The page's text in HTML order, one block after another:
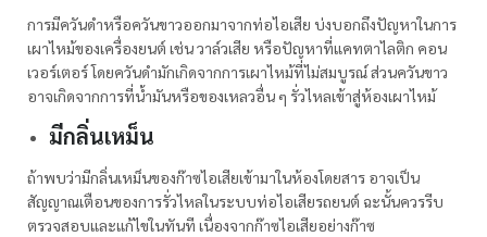
การมีควันดำหรือควันขาวออกมาจากท่อไอเสีย บ่งบอกถึงปัญหาในการ
เผาไหม้ของเครื่องยนต์ เช่น วาล์วเสีย หรือปัญหาที่แคทตาไลติก คอน
เวอร์เตอร์ โดยควันดำมักเกิดจากการเผาไหม้ที่ไม่สมบูรณ์ ส่วนควันขาว
อาจเกิดจากการที่น้ำมันหรือของเหลวอื่น ๆ รั่วไหลเข้าสู่ห้องเผาไหม้
มีกลิ่นเหม็น
ถ้าพบว่ามีกลิ่นเหม็นของก๊าซไอเสียเข้ามาในห้องโดยสาร อาจเป็น
สัญญาณเตือนของการรั่วไหลในระบบท่อไอเสียรถยนต์ ฉะนั้นควรรีบ
ตรวจสอบและแก้ไขในทันที เนื่องจากก๊าซไอเสียอย่างก๊าซ